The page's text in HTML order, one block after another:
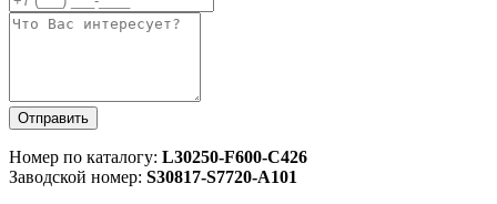
Отправить
Номер по каталогу: L30250-F600-C426
Заводской номер: S30817-S7720-A101